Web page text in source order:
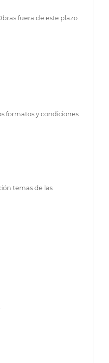
fuera de este plazo
formatos y condiciones
temas de las